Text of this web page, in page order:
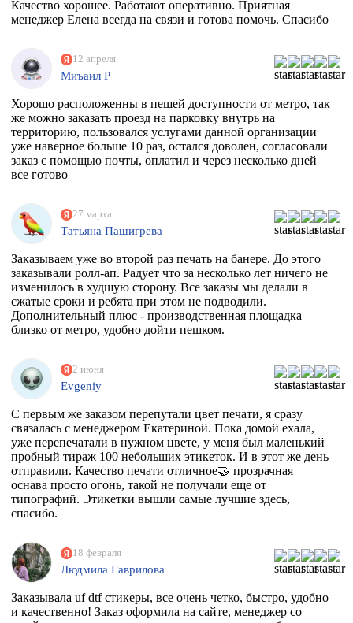
Качество хорошее. Работают оперативно. Приятная
менеджер Елена всегда на связи и готова помочь. Спасибо
12 апреля
Миъаил Р
Хорошо расположенны в пешей доступности от метро, так
же можно заказать проезд на парковку внутрь на
территорию, пользовался услугами данной организации
уже наверное больше 10 раз, остался доволен, согласовали
заказ с помощью почты, оплатил и через несколько дней
все готово
27 марта
Татьяна Пашигрева
Заказываем уже во второй раз печать на банере. До этого
заказывали ролл-ап. Радует что за несколько лет ничего не
изменилось в худшую сторону. Все заказы мы делали в
сжатые сроки и ребята при этом не подводили.
Дополнительный плюс - производственная площадка
близко от метро, удобно дойти пешком.
2 июня
Evgeniy
С первым же заказом перепутали цвет печати, я сразу
связалась с менеджером Екатериной. Пока домой ехала,
уже перепечатали в нужном цвете, у меня был маленький
пробный тираж 100 небольших этикеток. И в этот же день
отправили. Качество печати отличное🤝 прозрачная
оснава просто огонь, такой не получали еще от
типографий. Этикетки вышли самые лучшие здесь,
спасибо.
18 февраля
Людмила Гаврилова
Заказывала uf dtf стикеры, все очень четко, быстро, удобно
и качественно! Заказ оформила на сайте, менеджер со